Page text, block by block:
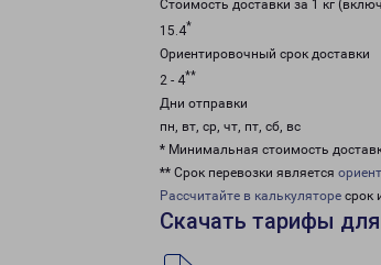
Стоимость доставки за 1 кг
15.4*
Ориентировочный срок доставки
2 - 4**
Дни отправки
пн, вт, ср, чт, пт, сб, вс
* Минимальная стоимость
** Срок перевозки является
Рассчитайте в калькуляторе срок
Скачать тарифы